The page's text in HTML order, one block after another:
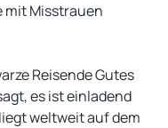
mit Misstrauen
Reisende Gutes
es ist einladend
weltweit auf dem